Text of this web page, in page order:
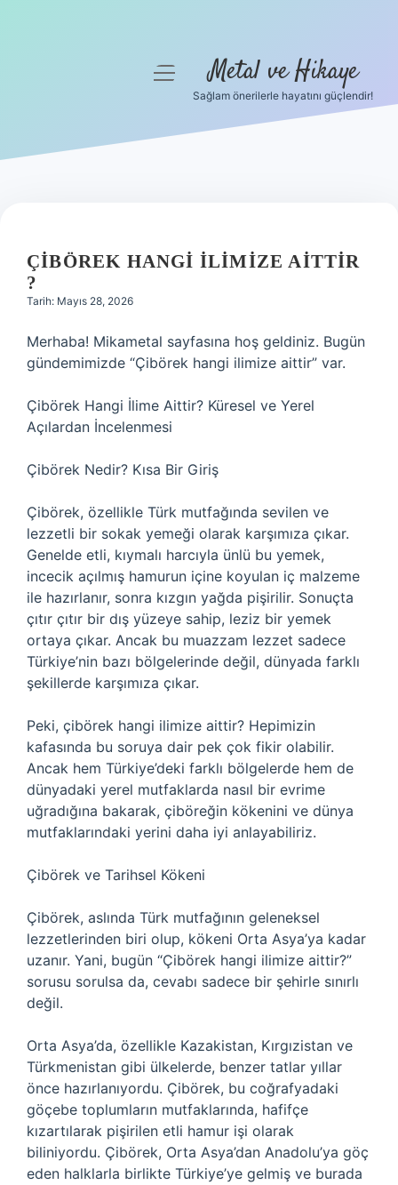
Hakkımızda
menüyüMetal ve Hikaye
Sağlam önerilerle hayatını güçlendir!
ÇIBÖREK HANGI ILIMIZE AITTIR
?
Tarih: Mayıs 28, 2026
Merhaba! Mikametal sayfasına hoş geldiniz. Bugün
gündemimizde “Çibörek hangi ilimize aittir” var.
Çibörek Hangi İlime Aittir? Küresel ve Yerel
Açılardan İncelenmesi
Çibörek Nedir? Kısa Bir Giriş
Çibörek, özellikle Türk mutfağında sevilen ve
lezzetli bir sokak yemeği olarak karşımıza çıkar.
Genelde etli, kıymalı harcıyla ünlü bu yemek,
incecik açılmış hamurun içine koyulan iç malzeme
ile hazırlanır, sonra kızgın yağda pişirilir. Sonuçta
çıtır çıtır bir dış yüzeye sahip, leziz bir yemek
ortaya çıkar. Ancak bu muazzam lezzet sadece
Türkiye’nin bazı bölgelerinde değil, dünyada farklı
şekillerde karşımıza çıkar.
Peki, çibörek hangi ilimize aittir? Hepimizin
kafasında bu soruya dair pek çok fikir olabilir.
Ancak hem Türkiye’deki farklı bölgelerde hem de
dünyadaki yerel mutfaklarda nasıl bir evrime
uğradığına bakarak, çiböreğin kökenini ve dünya
mutfaklarındaki yerini daha iyi anlayabiliriz.
Çibörek ve Tarihsel Kökeni
Çibörek, aslında Türk mutfağının geleneksel
lezzetlerinden biri olup, kökeni Orta Asya’ya kadar
uzanır. Yani, bugün “Çibörek hangi ilimize aittir?”
sorusu sorulsa da, cevabı sadece bir şehirle sınırlı
değil.
Orta Asya’da, özellikle Kazakistan, Kırgızistan ve
Türkmenistan gibi ülkelerde, benzer tatlar yıllar
önce hazırlanıyordu. Çibörek, bu coğrafyadaki
göçebe toplumların mutfaklarında, hafifçe
kızartılarak pişirilen etli hamur işi olarak
biliniyordu. Çibörek, Orta Asya’dan Anadolu’ya göç
eden halklarla birlikte Türkiye’ye gelmiş ve burada